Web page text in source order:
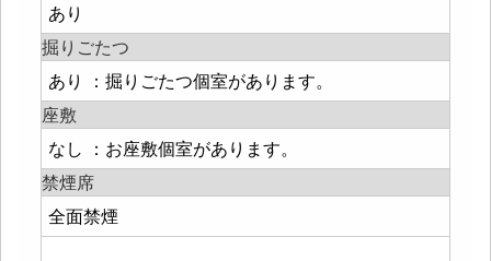
あり
掘りごたつ
あり ：掘りごたつ個室があります。
座敷
なし ：お座敷個室があります。
禁煙席
全面禁煙